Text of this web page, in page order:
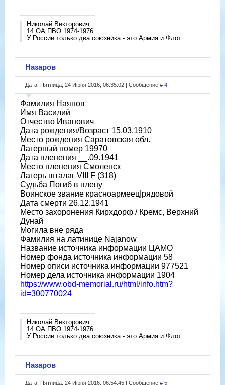
Николай Викторович
14 ОА ПВО 1974-1976
У России только два союзника - это Армия и Флот
Назаров
Дата: Пятница, 24 Июня 2016, 06:35:02 | Сообщение # 4
Фамилия Наянов
Имя Василий
Отчество Иванович
Дата рождения/Возраст 15.03.1910
Место рождения Саратовская обл.
Лагерный номер 19970
Дата пленения __.09.1941
Место пленения Смоленск
Лагерь шталаг VIII F (318)
Судьба Погиб в плену
Воинское звание красноармеец|рядовой
Дата смерти 26.12.1941
Место захоронения Кирхдорф / Кремс, Верхний
Дунай
Могила вне ряда
Фамилия на латинице Najanow
Название источника информации ЦАМО
Номер фонда источника информации 58
Номер описи источника информации 977521
Номер дела источника информации 1904
https://www.obd-memorial.ru/html/info.htm?
id=300770024
Николай Викторович
14 ОА ПВО 1974-1976
У России только два союзника - это Армия и Флот
Назаров
Дата: Пятница, 24 Июня 2016, 06:54:45 | Сообщение # 5